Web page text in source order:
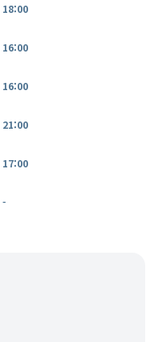
18:00
16:00
16:00
21:00
17:00
-